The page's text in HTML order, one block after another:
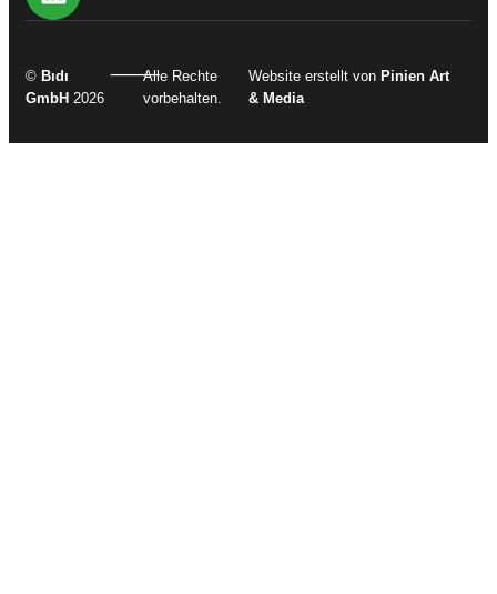
© Bıdı
GmbH 2026
⸻Alle Rechte
vorbehalten.
Website erstellt von Pinien Art
& Media